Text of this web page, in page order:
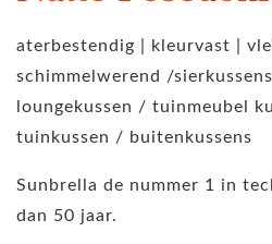
aterbestendig | kleurvast |
schimmelwerend /
loungekussen / tuinmeubel
tuinkussen / buitenkussens
Sunbrella de nummer 1 in
dan 50 jaar.